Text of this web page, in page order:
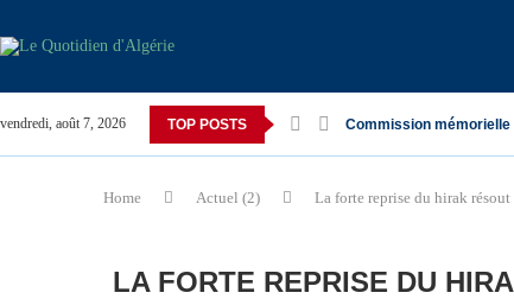
vendredi, août 7, 2026 TOP POSTS Commission
Home Actuel (2) La forte reprise du hirak
LA FORTE REPRISE DU